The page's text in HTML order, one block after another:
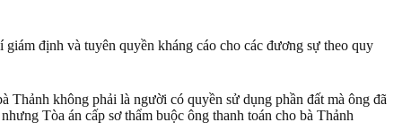
định và tuyên quyền kháng cáo cho các đương sự theo quy
không phải là người có quyền sử dụng phần đất mà ông đã
Tòa án cấp sơ thẩm buộc ông thanh toán cho bà Thảnh